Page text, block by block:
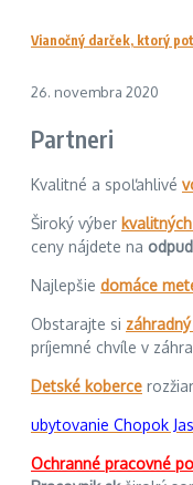
Vianočný darček, ktorý
26. novembra 2020
Partneri
Kvalitné a spoľahlivé
Široký výber
ceny nájdete na
Najlepšie domáce
Obstarajte si
príjemné chvíle v
Detské koberce
ubytovanie Chopok
Ochranné pracovné